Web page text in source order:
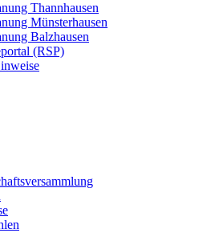
Thannhausen
Münsterhausen
Balzhausen
(RSP)